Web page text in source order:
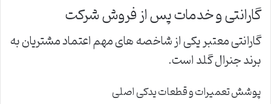
گارانتی و خدمات پس از فروش شرکت
گارانتی معتبر یکی از شاخصه های مهم اعتماد مشتریان به
برند جنرال گلد است.
پوشش تعمیرات و قطعات یدکی اصلی